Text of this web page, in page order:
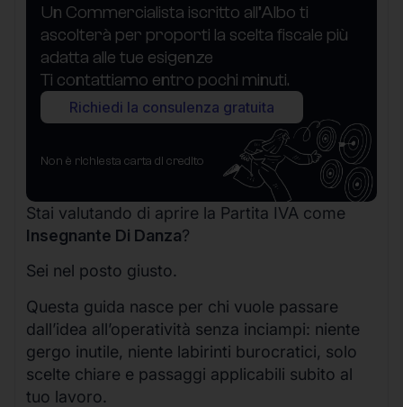
Un Commercialista iscritto all’Albo ti
ascolterà per proporti la scelta fiscale più
adatta alle tue esigenze
Ti contattiamo entro pochi minuti.
Richiedi la consulenza gratuita
Non è richiesta carta di credito
Stai valutando di aprire la Partita IVA come
Insegnante Di Danza?
Sei nel posto giusto.
Questa guida nasce per chi vuole passare
dall’idea all’operatività senza inciampi: niente
gergo inutile, niente labirinti burocratici, solo
scelte chiare e passaggi applicabili subito al
tuo lavoro.